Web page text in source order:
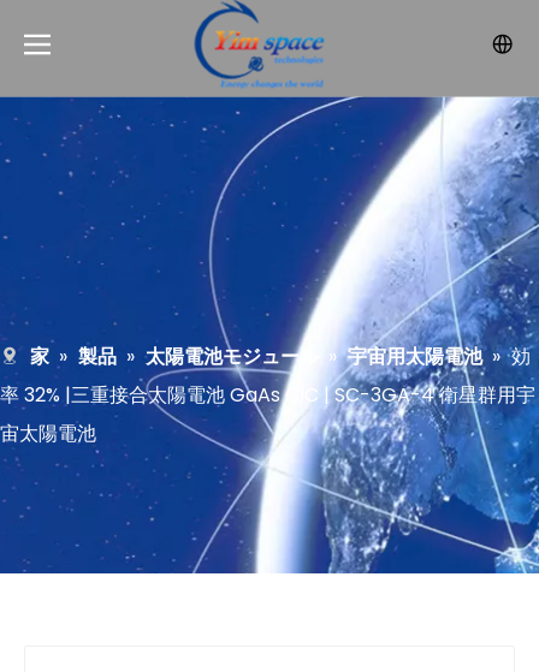
家 » 製品 » 太陽電池モジュール » 宇宙用太陽電池 » 効
率 32% |三重接合太陽電池 GaAs CIC | SC-3GA-4 衛星群用宇
宙太陽電池